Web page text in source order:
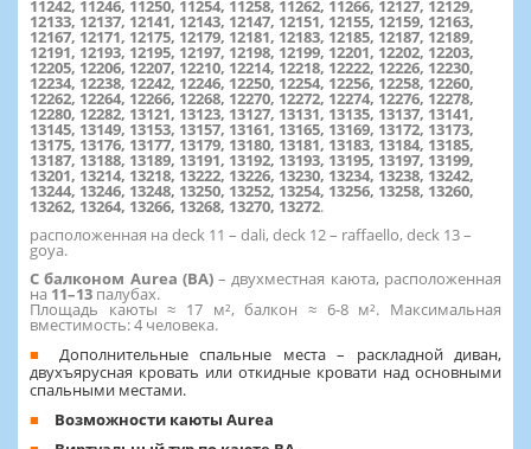
11242, 11246, 11250, 11254, 11258, 11262, 11266, 12127, 12129,
12133, 12137, 12141, 12143, 12147, 12151, 12155, 12159, 12163,
12167, 12171, 12175, 12179, 12181, 12183, 12185, 12187, 12189,
12191, 12193, 12195, 12197, 12198, 12199, 12201, 12202, 12203,
12205, 12206, 12207, 12210, 12214, 12218, 12222, 12226, 12230,
12234, 12238, 12242, 12246, 12250, 12254, 12256, 12258, 12260,
12262, 12264, 12266, 12268, 12270, 12272, 12274, 12276, 12278,
12280, 12282, 13121, 13123, 13127, 13131, 13135, 13137, 13141,
13145, 13149, 13153, 13157, 13161, 13165, 13169, 13172, 13173,
13175, 13176, 13177, 13179, 13180, 13181, 13183, 13184, 13185,
13187, 13188, 13189, 13191, 13192, 13193, 13195, 13197, 13199,
13201, 13214, 13218, 13222, 13226, 13230, 13234, 13238, 13242,
13244, 13246, 13248, 13250, 13252, 13254, 13256, 13258, 13260,
13262, 13264, 13266, 13268, 13270, 13272.
расположенная на deck 11 – dali, deck 12 – raffaello, deck 13 –
goya.
С балконом Aurea (BA)– двухместная каюта, расположенная
на 11–13 палубах.
Площадь каюты ≈ 17 м², балкон ≈ 6-8 м². Максимальная
вместимость: 4 человека.
Дополнительные спальные места – раскладной диван,
двухъярусная кровать или откидные кровати над основными
спальными местами.
Возможности каюты Aurea